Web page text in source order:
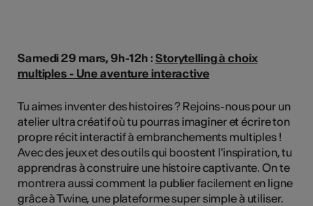
Samedi 29 mars, 9h-12h :Storytelling à choix
multiples - Une aventure interactive
Tu aimes inventer des histoires ? Rejoins-nous pour un
atelier ultra créatif où tu pourras imaginer et écrire ton
propre récit interactif à embranchements multiples !
Avec des jeux et des outils qui boostent l'inspiration, tu
apprendras à construire une histoire captivante. On te
montrera aussi comment la publier facilement en ligne
grâce à Twine, une plateforme super simple à utiliser.